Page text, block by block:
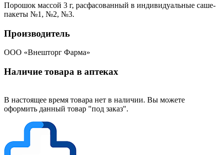
Порошок массой 3 г, расфасованный в индивидуальные саше-
пакеты №1, №2, №3.
Производитель
ООО «Внешторг Фарма»
Наличие товара в аптеках
В настоящее время товара нет в наличии. Вы можете
оформить данный товар "под заказ".